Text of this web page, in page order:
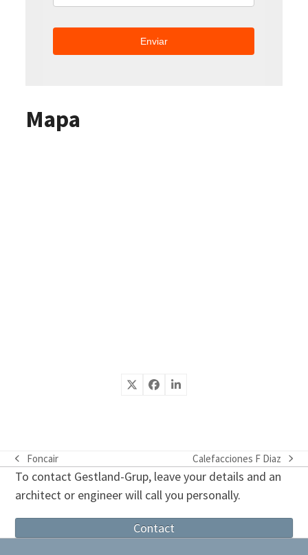
Mapa
previous
post:
Foncair
next
post:
Calefacciones F Diaz
To contact Gestland-Grup, leave your details and an
architect or engineer will call you personally.
Contact